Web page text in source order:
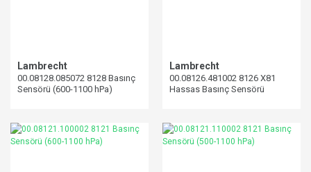
Lambrecht
00.08128.085072 8128 Basınç
Sensörü (600-1100 hPa)
Lambrecht
00.08126.481002 8126 X81
Hassas Basınç Sensörü